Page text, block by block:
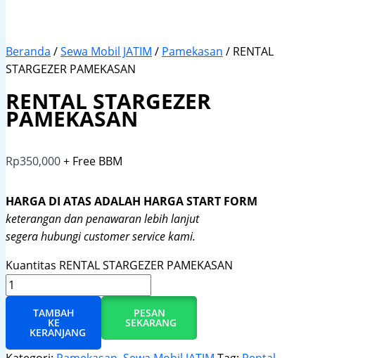
Beranda /Sewa Mobil JATIM / Pamekasan / RENTAL
STARGEZER PAMEKASAN
RENTAL STARGEZER
PAMEKASAN
Rp350,000+ Free BBM
HARGA DI ATAS ADALAH HARGA START FORM
keterangan dan penawaran lebih lanjut
segera hubungi customer service kami.
Kuantitas RENTAL STARGEZER PAMEKASAN
TAMBAH
KE
KERANJANG
PESAN
SEKARANG